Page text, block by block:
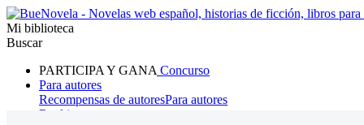
Mi biblioteca
Buscar
PARTICIPA Y GANA Concurso
Para autores
Recompensas de autoresPara autores
Ranking